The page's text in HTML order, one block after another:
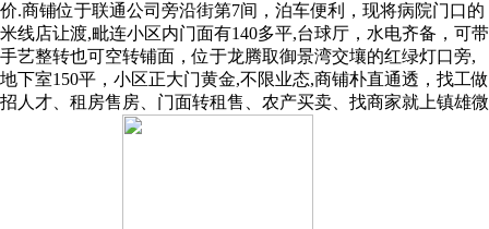
价.商铺位于联通公司旁沿街第7间，泊车便利，现将病院门口的
米线店让渡,毗连小区内门面有140多平,台球厅，水电齐备，可带
手艺整转也可空转铺面，位于龙腾取御景湾交壤的红绿灯口旁,
地下室150平，小区正大门黄金,不限业态,商铺朴直通透，找工做
招人才、租房售房、门面转租售、农产买卖、找商家就上镇雄微